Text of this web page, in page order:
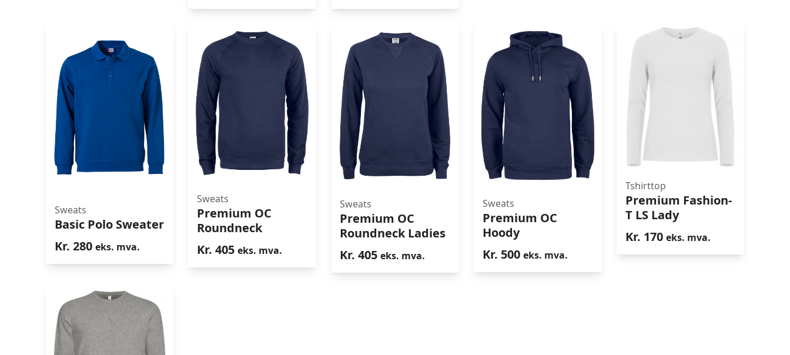
Basic Polo Sweater
Sweats
Basic Polo Sweater
Kr. 280 eks. mva.
Premium OC
Roundneck
Sweats
Premium OC
Roundneck
Kr. 405 eks. mva.
Premium OC
Roundneck Ladies
Sweats
Premium OC
Roundneck Ladies
Kr. 405 eks. mva.
Premium OC Hoody
Sweats
Premium OC
Hoody
Kr. 500 eks. mva.
Premium Fashion-T LS
Lady
Tshirttop
Premium Fashion-
T LS Lady
Kr. 170 eks. mva.